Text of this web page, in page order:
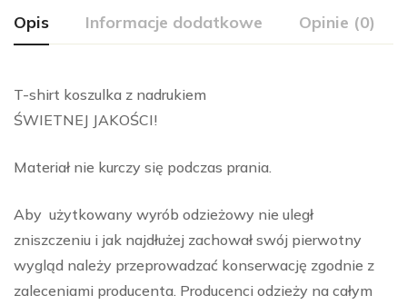
Opis Informacje dodatkowe Opinie (0)
T-shirt koszulka z nadrukiem
ŚWIETNEJ JAKOŚCI!
Materiał nie kurczy się podczas prania.
Aby użytkowany wyrób odzieżowy nie uległ
zniszczeniu i jak najdłużej zachował swój pierwotny
wygląd należy przeprowadzać konserwację zgodnie z
zaleceniami producenta. Producenci odzieży na całym